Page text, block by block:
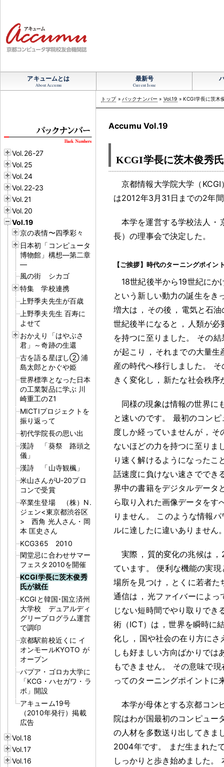
アキュームとは
About Accumu
最新号
Current Issue
Vol.26-27
Vol.25
Vol.24
Vol.22-23
Vol.21
Vol.20
Vol.19
京の表情〜四季彩々
日本初「コンピュータ
博物館」構想―第二章
―
風の街 シカゴ
特集 学校連携
上野季夫先生が百歳
上野季夫先生 百寿に
よせて
おかえり「はやぶさ
君」～奇跡の生還
古を語る星ぼし② 浦
島太郎とかぐや姫
世界標準となった日本
の工業製品に学ぶ 川
崎重工のZ1
MICTIプロジェクトを
振り返って
初代学院長の思い出
漢詩 「葵祭 路頭之
儀」
漢詩 「山寺観楓」
米山さんがU-20プロ
コンで受賞
卒業生登場 （株）N.
ジェン<東京都渋谷区
> 西角 光人さん・岡
本 匡史さん
KCG365 2010
閑堂忌に合わせサマー
フェスタ2010を開催
KCGI学長に茨木俊秀
氏が就任
KCGIと韓国･国立済州
大学校 デュアルディ
グリープログラム運営
で調印
京都駅前校近くに イ
オンモールKYOTO が
オープン
パプア・ゴロカ大学に
「KCG・ハセガワ・ラ
ボ」開設
アキューム19号
（2010年発行）掲載
広告
Vol.18
Vol.17
Vol.16
トップ» バックナンバー » Vol.19 » KCGI学長に茨木
Accumu Vol.19
KCGI学長に茨木俊秀
京都情報大学院大学（
は2012年3月31日までの2年間
本学を運営する学校法人 ・
長）の理事会で決定した 。
【ご挨拶】時代のターニングポイン
18世紀後半から19世紀にか
という新しい動力の誕生をき
増大は ， その後 ， 電気と石
世紀後半になると ， 人類が必
を持つに至りました 。
その結
が起こり
， それまでの大量生
産の時代へ移行しました 。
そ
きく変化し ， 新たな社会秩序
同様の現象は情報の世界に
と速いのです。
最初のコン
度しか経っていませんが ， そ
ないほどの力を持つに至りま
り速く解けるようになったこ
話速度に負けない速さででき
界中の書籍をデジタルデータ
ら取り入れた画像データをす
りません 。
このような情報
ルに達したに違いありません
実際 ， 質的変化の兆候は ，
ています 。
便利な機能の実
場所を見つけ ， とくに若者た
通信は ， 光ファイバーによっ
じない短時間でやり取りでき
術（ICT）は ， 世界を瞬時に
化し ， 国や社会の在り方に
しも好ましい方向ばかりでは
もできません。
その意味で
ってのターニングポイントに
本学が母体とする京都コン
院はわが国最初のコンピュー
の人材を多数送り出してきま
2004年です。
まだ生まれた
しっかりと歩き始めました 。